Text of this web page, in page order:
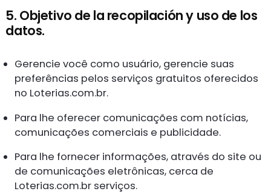
5. Objetivo de la recopilación y uso de los
datos.
Gerencie você como usuário, gerencie suas
preferências pelos serviços gratuitos oferecidos
no Loterias.com.br.
Para lhe oferecer comunicações com notícias,
comunicações comerciais e publicidade.
Para lhe fornecer informações, através do site ou
de comunicações eletrônicas, cerca de
Loterias.com.br serviços.